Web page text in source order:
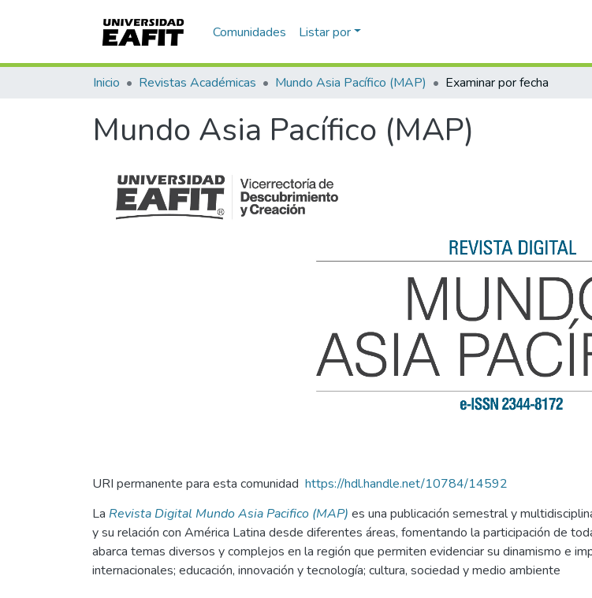
Comunidades Listar por
Inicio Revistas Académicas Mundo Asia Pacífico (MAP) Examinar por fecha
Mundo Asia Pacífico (MAP)
URI permanente para esta comunidad https://hdl.handle.net/10784/14592
La Revista Digital Mundo Asia Pacifico (MAP) es una publicación semestral y
y su relación con América Latina desde diferentes áreas, fomentando la participación de
abarca temas diversos y complejos en la región que permiten evidenciar su dinamismo e
internacionales; educación, innovación y tecnología; cultura, sociedad y medio ambiente